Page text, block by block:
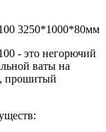
3250*1000*80мм
- это негорючий
ваты на
прошитый